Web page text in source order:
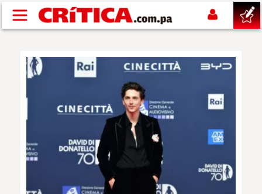
Pasar al contenido principal
NACIONAL
POLÍTICA